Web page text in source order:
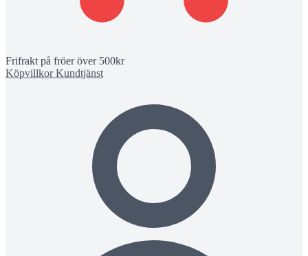
Frifrakt på fröer över 500kr
KöpvillkorKundtjänst